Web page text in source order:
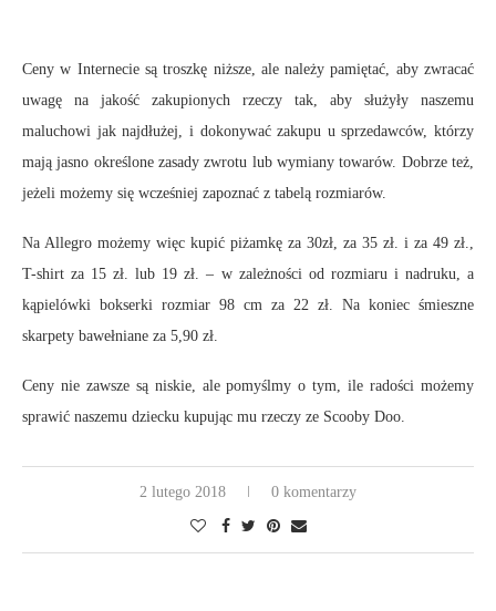
Ceny w Internecie są troszkę niższe, ale należy pamiętać, aby zwracać
uwagę na jakość zakupionych rzeczy tak, aby służyły naszemu
maluchowi jak najdłużej, i dokonywać zakupu u sprzedawców, którzy
mają jasno określone zasady zwrotu lub wymiany towarów. Dobrze też,
jeżeli możemy się wcześniej zapoznać z tabelą rozmiarów.
Na Allegro możemy więc kupić piżamkę za 30zł, za 35 zł. i za 49 zł.,
T-shirt za 15 zł. lub 19 zł. – w zależności od rozmiaru i nadruku, a
kąpielówki bokserki rozmiar 98 cm za 22 zł. Na koniec śmieszne
skarpety bawełniane za 5,90 zł.
Ceny nie zawsze są niskie, ale pomyślmy o tym, ile radości możemy
sprawić naszemu dziecku kupując mu rzeczy ze Scooby Doo.
2 lutego 2018 0 komentarzy